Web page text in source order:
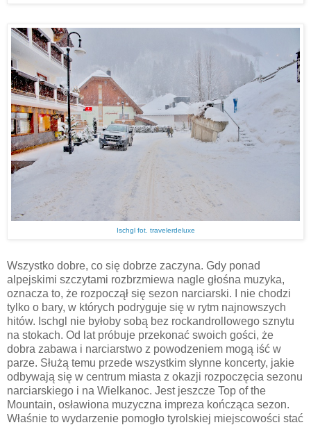
Ischgl fot. travelerdeluxe
Wszystko dobre, co się dobrze zaczyna. Gdy ponad
alpejskimi szczytami rozbrzmiewa nagle głośna muzyka,
oznacza to, że rozpoczął się sezon narciarski. I nie chodzi
tylko o bary, w których podryguje się w rytm najnowszych
hitów. Ischgl nie byłoby sobą bez rockandrollowego sznytu
na stokach. Od lat próbuje przekonać swoich gości, że
dobra zabawa i narciarstwo z powodzeniem mogą iść w
parze. Służą temu przede wszystkim słynne koncerty, jakie
odbywają się w centrum miasta z okazji rozpoczęcia sezonu
narciarskiego i na Wielkanoc. Jest jeszcze Top of the
Mountain, osławiona muzyczna impreza kończąca sezon.
Właśnie to wydarzenie pomogło tyrolskiej miejscowości stać